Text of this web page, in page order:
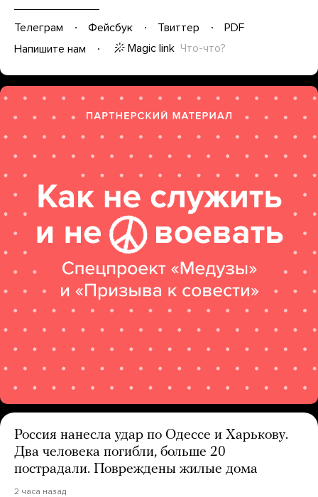
Телеграм Фейсбук Твиттер
PDF
Напишите нам
Magic link Что-что?
Россия нанесла удар по Одессе и Харькову.
Два человека погибли, больше 20
пострадали. Повреждены жилые дома
2 часа назад